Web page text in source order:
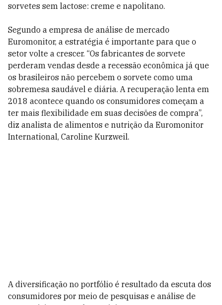
sorvetes sem lactose: creme e napolitano.
Segundo a empresa de análise de mercado
Euromonitor, a estratégia é importante para que o
setor volte a crescer. “Os fabricantes de sorvete
perderam vendas desde a recessão econômica já que
os brasileiros não percebem o sorvete como uma
sobremesa saudável e diária. A recuperação lenta em
2018 acontece quando os consumidores começam a
ter mais flexibilidade em suas decisões de compra”,
diz analista de alimentos e nutrição da Euromonitor
International, Caroline Kurzweil.
A diversificação no portfólio é resultado da escuta dos
consumidores por meio de pesquisas e análise de